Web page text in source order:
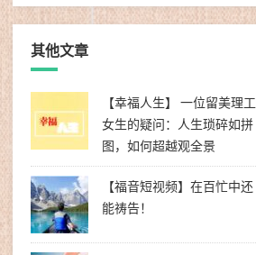
其他文章
【幸福人生】 一位留美理工
女生的疑问：人生琐碎如拼
图，如何超越观全景
【福音短视频】在百忙中还
能祷告！